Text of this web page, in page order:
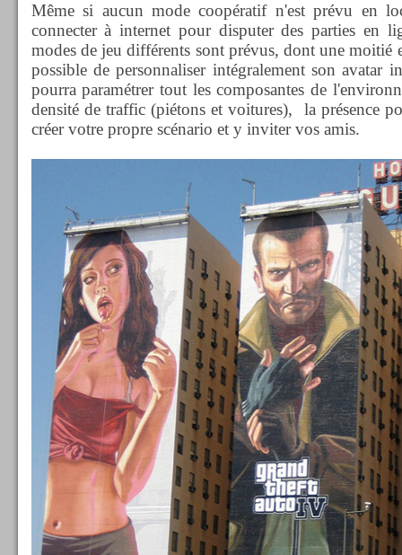
Même si aucun mode coopératif n'est prévu en
connecter à internet pour disputer des parties en
modes de jeu différents sont prévus, dont une moitié
possible de personnaliser intégralement son avatar
pourra paramétrer tout les composantes de
densité de traffic (piétons et voitures), la présence
créer votre propre scénario et y inviter vos amis.